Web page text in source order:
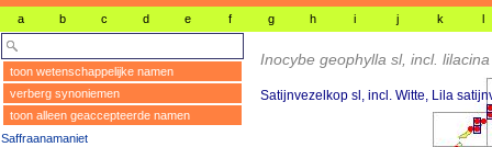
a b c d e f g h i j k l
toon wetenschappelijke namen
verberg synoniemen
toon alleen geaccepteerde namen
Saffraanamaniet
Inocybe geophylla sl, incl. lilacina
Satijnvezelkop sl, incl. Witte, Lila